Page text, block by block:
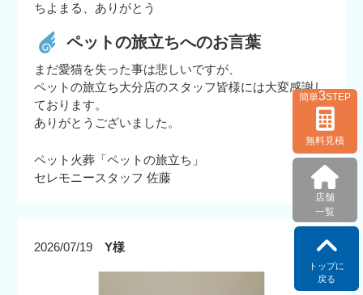
ちよまる、ありがとう
ペットの旅立ちへのお言葉
まだ愛猫を失った事は悲しいですが、
ペットの旅立ち大分店のスタッフ皆様には大変感謝し
ております。
ありがとうございました。
ペット火葬「ペットの旅立ち」
セレモニースタッフ 佐藤
2026/07/19 Y様
簡単3STEP
無料見積
店舗
一覧
トップに
戻る